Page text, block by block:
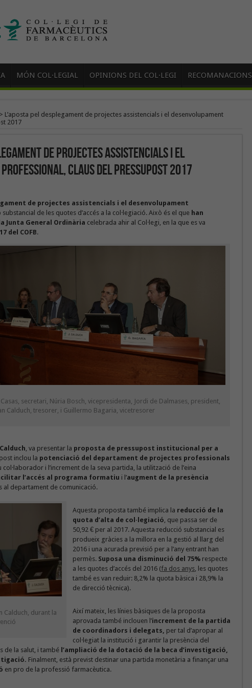
MÓN COL·LEGIAL OPINIONS DEL COL·LEGI RECOMANACIONS
> L’aposta pel desplegament de projectes assistencials i el desenvolupament
2017
de projectes assistencials i el
claus del pressupost 2017
de projectes assistencials i el desenvolupament
de les quotes d’accés a la col·legiació. Això és el que han
Junta General Ordinària celebrada ahir al Col·legi, en la que es va
del COFB.
secretari, Núria Bosch, vicepresidenta, Jordi de Dalmases, president,
Calduch, tresorer, i Guillermo Bagaria, vicetresorer
, va presentar la proposta de pressupost institucional per a
inclou la potenciació del departament de projectes professionals
i l’increment de la seva partida, la utilització de l’eina
l’accés al programa formatiu i l’augment de la presència
al departament de comunicació.
Calduch, durant la
Aquesta proposta també implica la reducció de la
quota d’alta de col·legiació, que passa ser de
50,92 € per al 2017. Aquesta reducció substancial es
produeix gràcies a la millora en la gestió al llarg del
2016 i una acurada previsió per a l’any entrant han
permès. Suposa una disminució del 75%respecte
a les quotes d’accés del 2016 (fa dos anys, les quotes
també es van reduir: 8,2% la quota bàsica i 28,9% la
de direcció tècnica).
Així mateix, les línies bàsiques de la proposta
aprovada també inclouen l’increment de la partida
de coordinadors i delegats, per tal d’apropar al
col·legiat la institució i garantir la presència del
de la salut, i tambél’ampliació de la dotació de la beca d’investigació,
Finalment, està previst destinar una partida monetària a finançar una
en pro de la professió farmacèutica.